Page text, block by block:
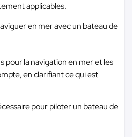
applicables.
en mer avec un bateau de
pour la navigation en mer et les
en clarifiant ce qui est
pour piloter un bateau de